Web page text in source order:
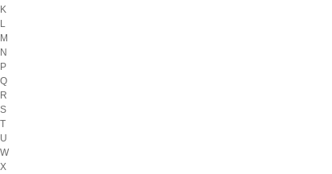
K
L
M
N
P
Q
R
S
T
U
W
X